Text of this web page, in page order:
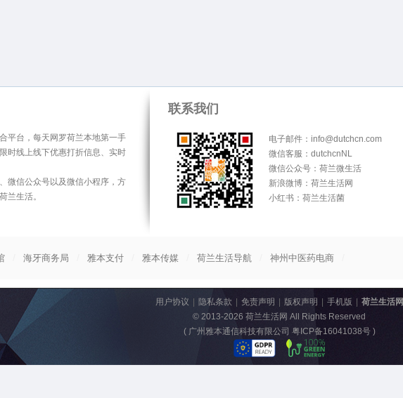
平台，每天网罗荷兰本地第一手
时线上线下优惠打折信息、实时
微信公众号以及微信小程序，方
兰生活。
联系我们
电子邮件：info@dutchcn.com
微信客服：dutchcnNL
微信公众号：荷兰微生活
新浪微博：荷兰生活网
小红书：荷兰生活菌
海牙商务局 雅本支付 雅本传媒 荷兰生活导航 神州中医药电商
用户协议 隐私条款 免责声明 版权声明 手机版
荷兰生活网
© 2013-2026 荷兰生活网 All Rights Reserved
( 广州雅本通信科技有限公司 粤ICP备16041038号)